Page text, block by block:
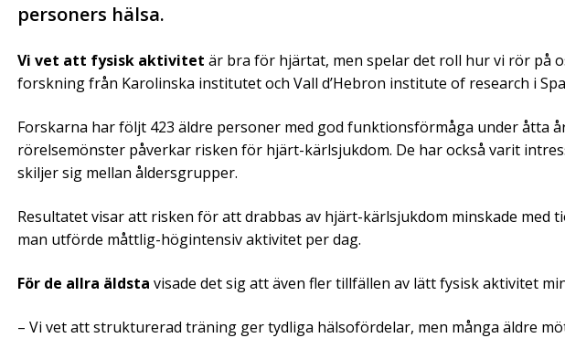
personers hälsa.
Vi vet att fysisk aktivitet är bra för hjärtat, men spelar det roll hur vi rör på
forskning från Karolinska institutet och Vall d’Hebron institute of research i
Forskarna har följt 423 äldre personer med god funktionsförmåga under åtta
rörelsemönster påverkar risken för hjärt-kärlsjukdom. De har också varit
skiljer sig mellan åldersgrupper.
Resultatet visar att risken för att drabbas av hjärt-kärlsjukdom minskade med
man utförde måttlig-högintensiv aktivitet per dag.
För de allra äldsta visade det sig att även fler tillfällen av lätt fysisk aktivitet
– Vi vet att strukturerad träning ger tydliga hälsofördelar, men många äldre